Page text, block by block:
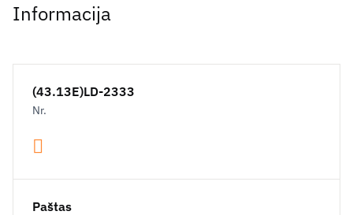
Informacija
(43.13E)LD-2333
Nr.
Paštas